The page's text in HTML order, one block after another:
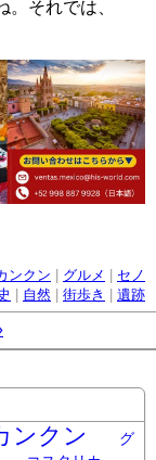
それでは、
ンクン グルメ
セノ
自然 街歩き 遺跡
ンクン
グ